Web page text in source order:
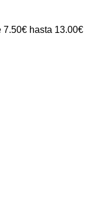
7.50€ hasta 13.00€